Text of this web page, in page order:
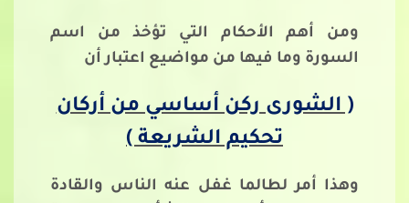
ومن أهم الأحكام التي تؤخذ من اسم
السورة وما فيها من مواضيع اعتبار أن
( الشورى ركن أساسي من أركان
تحكيم الشريعة )
وهذا أمر لطالما غفل عنه الناس والقادة